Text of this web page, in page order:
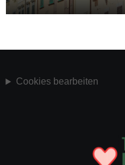
Cookies bearbeiten